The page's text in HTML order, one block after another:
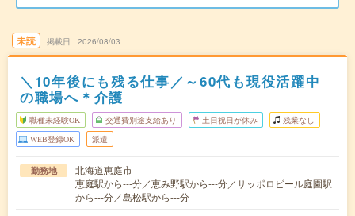
未読 掲載日 2026/08/03
＼10年後にも残る仕事／～60代も現役活躍中
の職場へ＊介護
職種未経験OK 交通費別途支給あり 土日祝日が休み 残業なし
WEB登録OK 派遣
勤務地
北海道恵庭市
恵庭駅から---分／恵み野駅から---分／サッポロビール庭園駅
から---分／島松駅から---分